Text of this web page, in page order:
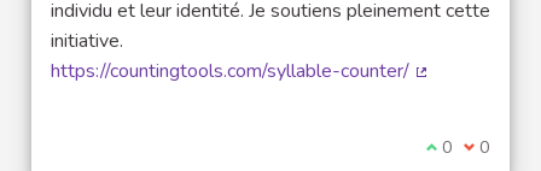
individu et leur identité. Je soutiens pleinement cette
initiative.
https://countingtools.com/syllable-counter/
I agree with
0 I 0